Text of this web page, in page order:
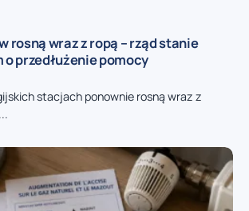
rosną wraz z ropą – rząd stanie
przedłużenie pomocy
stacjach ponownie rosną wraz z